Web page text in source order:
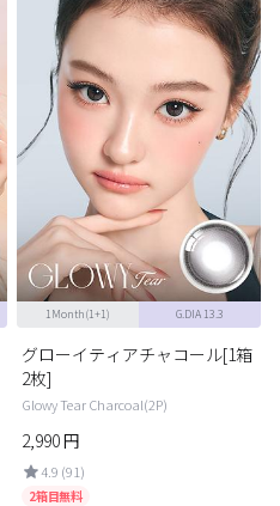
1Month(1+1) G.DIA 13.3
グローイティアチャコール[1箱
2枚]
Glowy Tear Charcoal(2P)
2,990円
4.9 (91)
2箱目無料